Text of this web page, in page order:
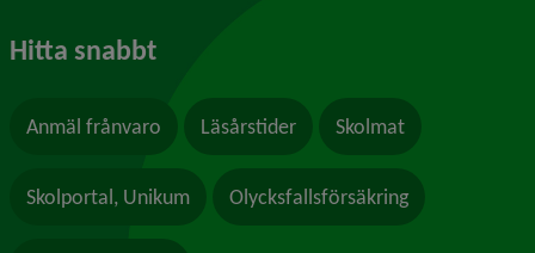
Hitta snabbt
Anmäl frånvaro Läsårstider Skolmat
Skolportal, Unikum Olycksfallsförsäkring